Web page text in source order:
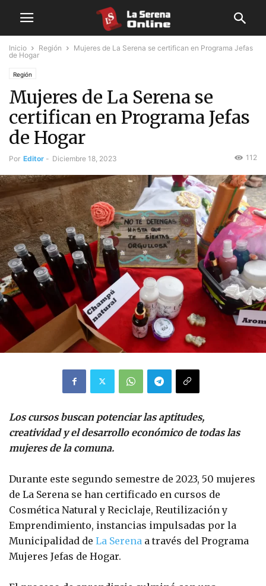
Inicio Región
Mujeres de La Serena se certifican en Programa Jefas
de Hogar
Región
Mujeres de La Serena se
certifican en Programa Jefas
de Hogar
Por Editor - Diciembre 18, 2023 112
Los cursos buscan potenciar las aptitudes,
creatividad y el desarrollo económico de todas las
mujeres de la comuna.
Durante este segundo semestre de 2023, 50 mujeres
de La Serena se han certificado en cursos de
Cosmética Natural y Reciclaje, Reutilización y
Emprendimiento, instancias impulsadas por la
Municipalidad de La Serena a través del Programa
Mujeres Jefas de Hogar.